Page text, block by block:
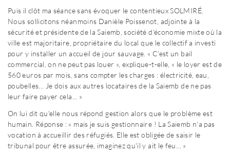
Puis il clôt ma séance sans évoquer le contentieux SOLMIRÉ.
Nous sollicitons néanmoins Danièle Poissenot, adjointe à la
sécurité et présidente de la Saiemb, société d'économie mixte où la
ville est majoritaire, propriétaire du local que le collectif a investi
pour y installer un accueil de jour sauvage. « C'est un bail
commercial, on ne peut pas louer », explique-t-elle, « le loyer est de
560 euros par mois, sans compter les charges : électricité, eau,
poubelles... Je dois aux autres locataires de la Saiemb de ne pas
leur faire payer cela... »
On lui dit qu'elle nous répond gestion alors que le problème est
humain. Réponse : « mais je suis gestionnaire ! La Saiemb n'a pas
vocation à accueillir des réfugiés. Elle est obligée de saisir le
tribunal pour être assurée, imaginez qu'il y ait le feu... »